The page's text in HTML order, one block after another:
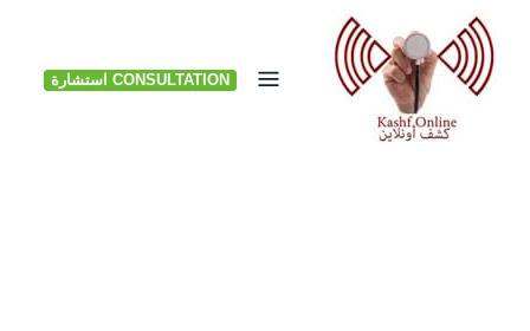
Skip
content
CONSULTATION استشارة